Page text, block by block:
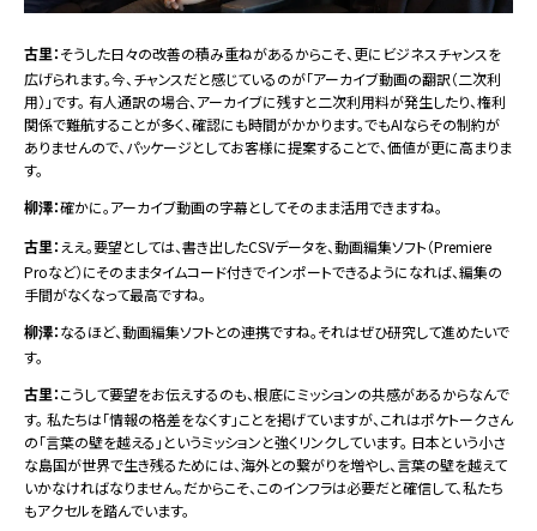
古里：そうした日々の改善の積み重ねがあるからこそ、更にビジネスチャンスを
広げられます。今、チャンスだと感じているのが「アーカイブ動画の翻訳（二次利
用）」です。 有人通訳の場合、アーカイブに残すと二次利用料が発生したり、権利
関係で難航することが多く、確認にも時間がかかります。でもAIならその制約が
ありませんので、パッケージとしてお客様に提案することで、価値が更に高まりま
す。
柳澤：確かに。アーカイブ動画の字幕としてそのまま活用できますね。
古里： ええ。要望としては、書き出したCSVデータを、動画編集ソフト（Premiere
Proなど）にそのままタイムコード付きでインポートできるようになれば、編集の
手間がなくなって最高ですね。
柳澤：なるほど、動画編集ソフトとの連携ですね。それはぜひ研究して進めたいで
す。
古里：こうして要望をお伝えするのも、根底にミッションの共感があるからなんで
す。 私たちは「情報の格差をなくす」ことを掲げていますが、これはポケトークさん
の「言葉の壁を越える」というミッションと強くリンクしています。 日本という小さ
な島国が世界で生き残るためには、海外との繋がりを増やし、言葉の壁を越えて
いかなければなりません。だからこそ、このインフラは必要だと確信して、私たち
もアクセルを踏んでいます。